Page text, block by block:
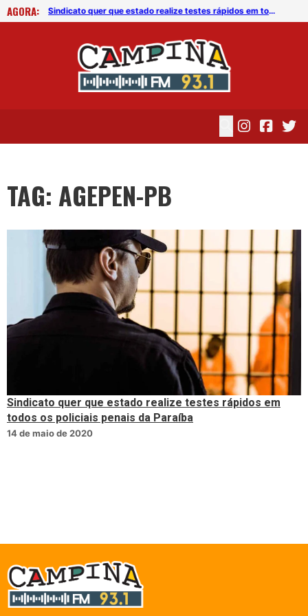
AGORA:
Sindicato quer que estado realize testes rápidos em todos os policiais penais da Paraíba Sindicato quer que estado realize testes rápidos em todos os policiais penais da Paraíba
TAG: AGEPEN-PB
Sindicato quer que estado realize testes rápidos em
todos os policiais penais da Paraíba
14 de maio de 2020